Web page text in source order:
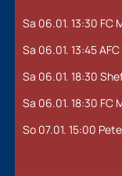
Sa 06.01. 13:30 FC
Sa 06.01. 13:45
Sa 06.01. 18:30
Sa 06.01. 18:30 FC
So 07.01. 15:00